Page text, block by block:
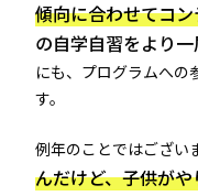
傾向に合わせてコ
の自学自習をより
にも、プログラムへの
す。
例年のことではござい
んだけど、子供が